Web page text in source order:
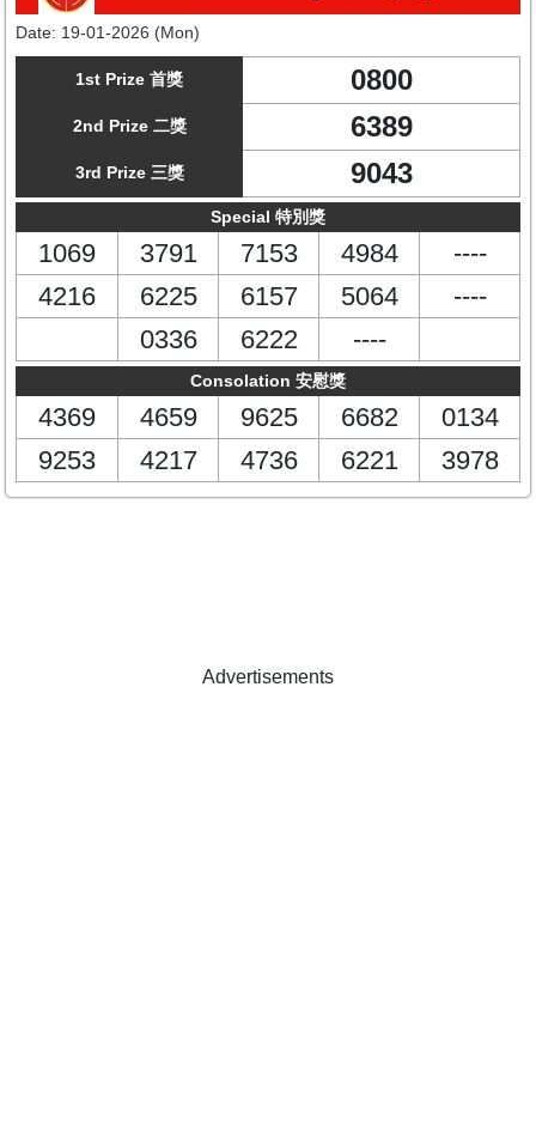
Date: 19-01-2026 (Mon)
1st Prize 首獎 0800
2nd Prize 二獎 6389
3rd Prize 三獎 9043
Special 特別獎
1069 3791 7153 4984
----
4216
6225 6157 5064
----
0336
6222 ----
Consolation 安慰獎
4369 4659 9625 6682
0134
9253
4217 4736 6221 3978
Advertisements